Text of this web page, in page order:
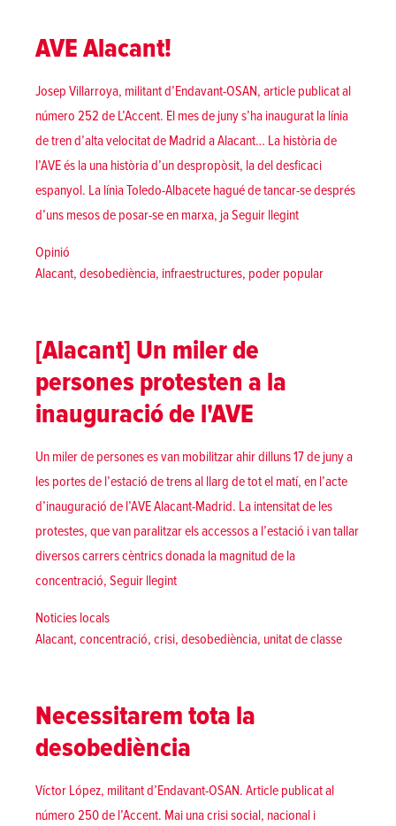
AVE Alacant!
Josep Villarroya, militant d’Endavant-OSAN, article publicat al
número 252 de L’Accent. El mes de juny s’ha inaugurat la línia
de tren d’alta velocitat de Madrid a Alacant… La història de
l’AVE és la una història d’un despropòsit, la del desficaci
espanyol. La línia Toledo-Albacete hagué de tancar-se després
d’uns mesos de posar-se en marxa, jaSeguir llegint«AVE Alacant!»
Posted in
Opinió
Tags:
Alacant, desobediència, infraestructures, poder popular
[Alacant] Un miler de
persones protesten a la
inauguració de l'AVE
Un miler de persones es van mobilitzar ahir dilluns 17 de juny a
les portes de l’estació de trens al llarg de tot el matí, en l’acte
d’inauguració de l’AVE Alacant-Madrid. La intensitat de les
protestes, que van paralitzar els accessos a l’estació i van tallar
diversos carrers cèntrics donada la magnitud de la
concentració, Seguir llegint«[Alacant] Un miler de persones protesten
Posted in
Noticies locals
Tags:
Alacant, concentració, crisi, desobediència, unitat de classe
Necessitarem tota la
desobediència
Víctor López, militant d’Endavant-OSAN. Article publicat al
número 250 de l’Accent. Mai una crisi social, nacional i